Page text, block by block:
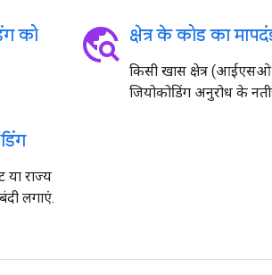
को
travel_explore क्षेत्र के कोड का
किसी खास क्षेत्र (आईएसओ
जियोकोडिंग अनुरोध के
राज्य
लगाएं.